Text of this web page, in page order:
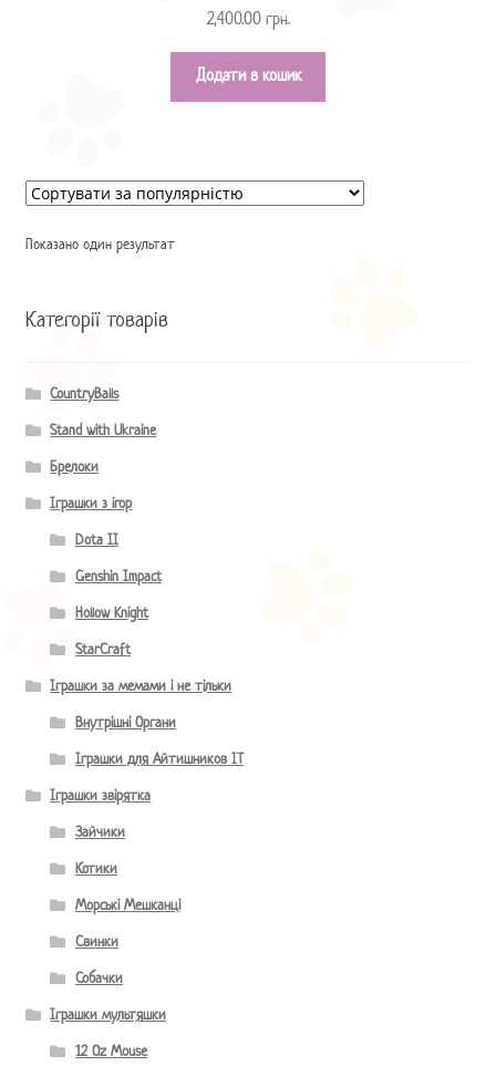
2,400.00 грн.
Додати в кошик
Показано один результат
Категорії товарів
CountryBalls
Stand with Ukraine
Брелоки
Іграшки з ігор
Dota II
Genshin Impact
Hollow Knight
StarCraft
Іграшки за мемами і не тільки
Внутрішні Органи
Іграшки для Айтишников IT
Іграшки звірятка
Зайчики
Котики
Морські Мешканці
Свинки
Собачки
Іграшки мультяшки
12 Oz Mouse